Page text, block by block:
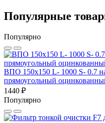
Популярные
Популярно
ВПО 150x150 L- 1000 S- 0.7
прямоугольный
1440 ₽
Популярно